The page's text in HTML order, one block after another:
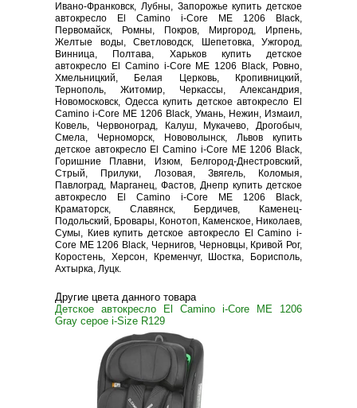
Ивано-Франковск, Лубны, Запорожье купить детское
автокресло El Camino i-Core ME 1206 Black,
Первомайск, Ромны, Покров, Миргород, Ирпень,
Желтые воды, Светловодск, Шепетовка, Ужгород,
Винница, Полтава, Харьков купить детское
автокресло El Camino i-Core ME 1206 Black, Ровно,
Хмельницкий, Белая Церковь, Кропивницкий,
Тернополь, Житомир, Черкассы, Александрия,
Новомосковск, Одесса купить детское автокресло El
Camino i-Core ME 1206 Black, Умань, Нежин, Измаил,
Ковель, Червоноград, Калуш, Мукачево, Дрогобыч,
Смела, Черноморск, Нововолынск, Львов купить
детское автокресло El Camino i-Core ME 1206 Black,
Горишние Плавни, Изюм, Белгород-Днестровский,
Стрый, Прилуки, Лозовая, Звягель, Коломыя,
Павлоград, Марганец, Фастов, Днепр купить детское
автокресло El Camino i-Core ME 1206 Black,
Краматорск, Славянск, Бердичев, Каменец-
Подольский, Бровары, Конотоп, Каменское, Николаев,
Сумы, Киев купить детское автокресло El Camino i-
Core ME 1206 Black, Чернигов, Черновцы, Кривой Рог,
Коростень, Херсон, Кременчуг, Шостка, Борисполь,
Ахтырка, Луцк.
Другие цвета данного товара
Детское автокресло El Camino i-Core ME 1206
Gray серое i-Size R129